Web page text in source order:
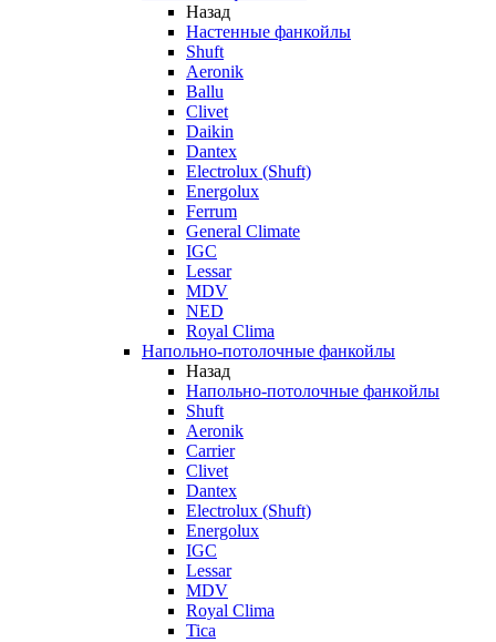
Назад
Настенные фанкойлы
Shuft
Aeronik
Ballu
Clivet
Daikin
Dantex
Electrolux (Shuft)
Energolux
Ferrum
General Climate
IGC
Lessar
MDV
NED
Royal Clima
Напольно-потолочные фанкойлы
Назад
Напольно-потолочные фанкойлы
Shuft
Aeronik
Carrier
Clivet
Dantex
Electrolux (Shuft)
Energolux
IGC
Lessar
MDV
Royal Clima
Tica